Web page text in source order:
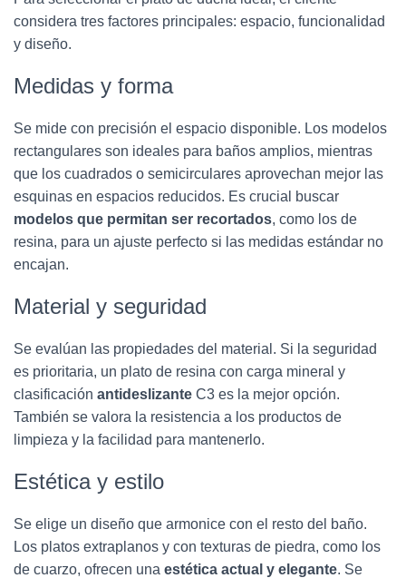
considera tres factores principales: espacio, funcionalidad
y diseño.
Medidas y forma
Se mide con precisión el espacio disponible. Los modelos
rectangulares son ideales para baños amplios, mientras
que los cuadrados o semicirculares aprovechan mejor las
esquinas en espacios reducidos. Es crucial buscar
modelos que permitan ser recortados, como los de
resina, para un ajuste perfecto si las medidas estándar no
encajan.
Material y seguridad
Se evalúan las propiedades del material. Si la seguridad
es prioritaria, un plato de resina con carga mineral y
clasificación antideslizante C3 es la mejor opción.
También se valora la resistencia a los productos de
limpieza y la facilidad para mantenerlo.
Estética y estilo
Se elige un diseño que armonice con el resto del baño.
Los platos extraplanos y con texturas de piedra, como los
de cuarzo, ofrecen una estética actual y elegante. Se